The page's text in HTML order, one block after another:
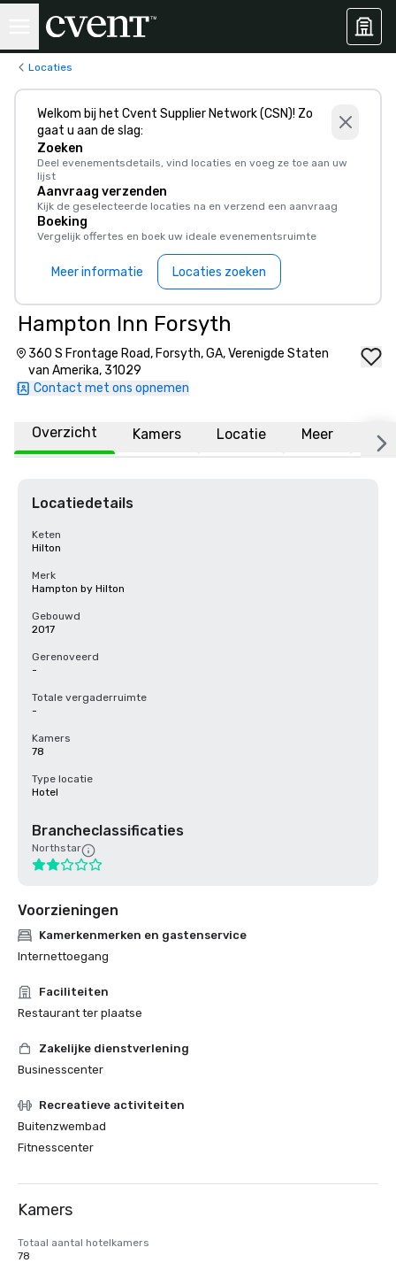
Locaties
Welkom bij het Cvent Supplier Network (CSN)! Zo
gaat u aan de slag:
Zoeken
Deel evenementsdetails, vind locaties en voeg ze toe aan uw
lijst
Aanvraag verzenden
Kijk de geselecteerde locaties na en verzend een aanvraag
Boeking
Vergelijk offertes en boek uw ideale evenementsruimte
Meer informatie Locaties zoeken
Hampton Inn Forsyth
360 S Frontage Road, Forsyth, GA, Verenigde Staten
van Amerika, 31029
Contact met ons opnemen
Overzicht Kamers Locatie Meer
Locatiedetails
Keten
Hilton
Merk
Hampton by Hilton
Gebouwd
2017
Gerenoveerd
-
Totale vergaderruimte
-
Kamers
78
Type locatie
Hotel
Brancheclassificaties
Northstar
Voorzieningen
Kamerkenmerken en gastenservice
Internettoegang
Faciliteiten
Restaurant ter plaatse
Zakelijke dienstverlening
Businesscenter
Recreatieve activiteiten
Buitenzwembad
Fitnesscenter
Kamers
Totaal aantal hotelkamers
78